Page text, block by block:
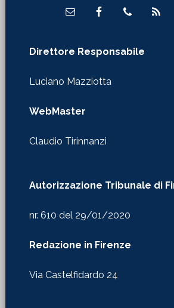
Direttore Responsabile
Luciano Mazziotta
WebMaster
Claudio Tirinnanzi
Autorizzazione Tribunale di
nr. 610 del 29/01/2020
Redazione in Firenze
Via Castelfidardo 24